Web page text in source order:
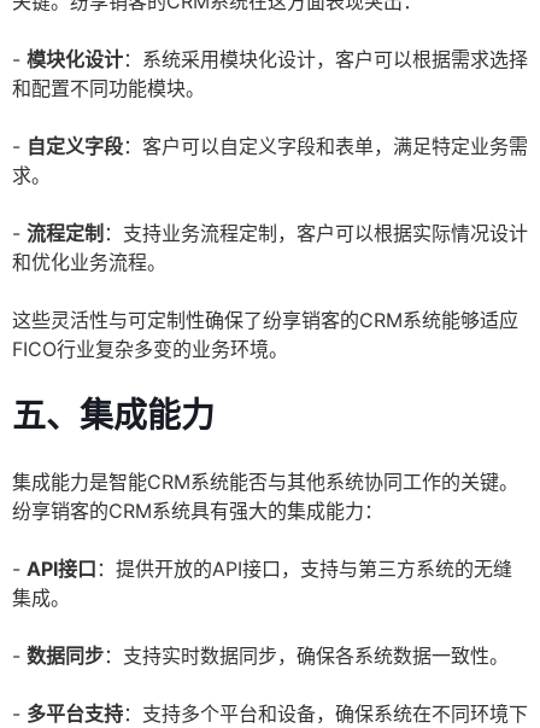
- 模块化设计：系统采用模块化设计，客户可以根据需求选择
和配置不同功能模块。
- 自定义字段：客户可以自定义字段和表单，满足特定业务需
求。
- 流程定制 ：支持业务流程定制，客户可以根据实际情况设计
和优化业务流程。
这些灵活性与可定制性确保了纷享销客的CRM系统能够适应
FICO行业复杂多变的业务环境。
五、集成能力
集成能力是智能CRM系统能否与其他系统协同工作的关键。
纷享销客的CRM系统具有强大的集成能力：
- API接口 ：提供开放的API接口，支持与第三方系统的无缝
集成。
- 数据同步：支持实时数据同步，确保各系统数据一致性。
- 多平台支持：支持多个平台和设备，确保系统在不同环境下